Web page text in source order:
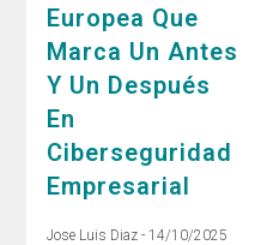
Europea Que
Marca Un Antes
Y Un Después
En
Ciberseguridad
Empresarial
Jose Luis Diaz 14/10/2025